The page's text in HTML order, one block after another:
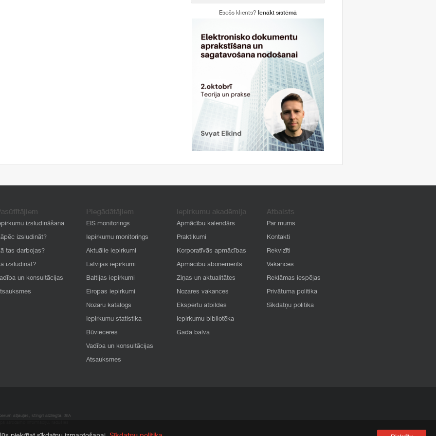
Esošs klients? Ienākt sistēmā
izsludināšana
izsludināt?
tas darbojas?
izsludināt?
un konsultācijas
Piegādātājiem
EIS monitorings
Iepirkumu monitorings
Aktuālie iepirkumi
Latvijas iepirkumi
Baltijas iepirkumi
Eiropas iepirkumi
Nozaru katalogs
Iepirkumu statistika
Būvieceres
Vadība un konsultācijas
Atsauksmes
Iepirkumu akadēmija
Apmācību kalendārs
Praktikumi
Korporatīvās apmācības
Apmācību abonements
Ziņas un aktualitātes
Nozares vakances
Ekspertu atbildes
Iepirkumu bibliotēka
Gada balva
Atbalsts
Par mums
Kontakti
Rekvizīti
Vakances
Reklāmas iespējas
Privātuma politika
Sīkdatņu politika
atļaujas, stingri aizliegta. SIA